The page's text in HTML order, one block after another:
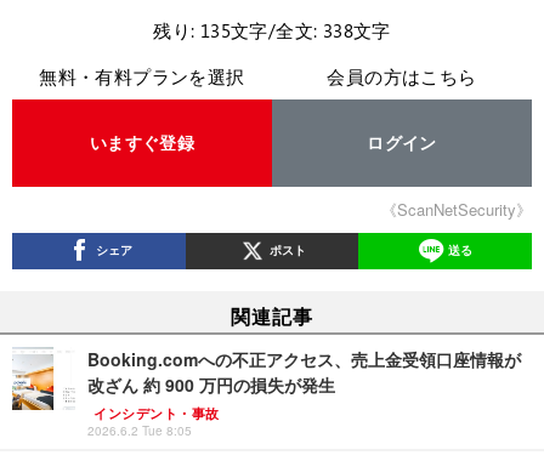
残り: 135文字/全文: 338文字
無料・有料プランを選択
いますぐ登録
会員の方はこちら
ログイン
《ScanNetSecurity》
シェア ポスト 送る
関連記事
Booking.comへの不正アクセス、売上金受領口座情報が
改ざん 約 900 万円の損失が発生
インシデント・事故
2026.6.2 Tue 8:05